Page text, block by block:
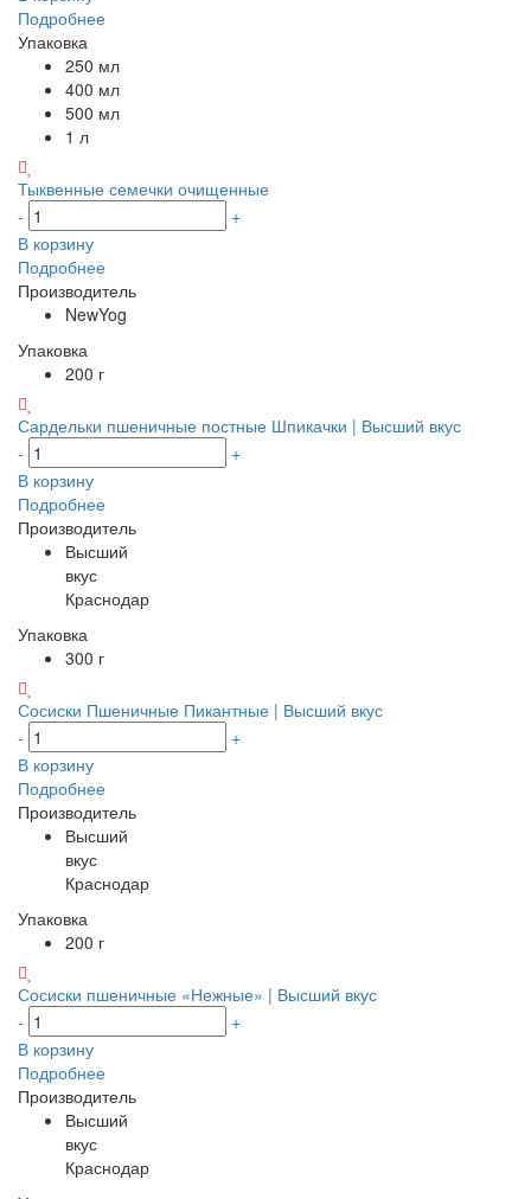
Подробнее
Упаковка
250 мл
400 мл
500 мл
1 л
Тыквенные семечки очищенные
-
+
В корзину
Подробнее
Производитель
NewYog
Упаковка
200 г
Сардельки пшеничные постные Шпикачки | Высший вкус
-
+
В корзину
Подробнее
Производитель
Высший
вкус
Краснодар
Упаковка
300 г
Сосиски Пшеничные Пикантные | Высший вкус
-
+
В корзину
Подробнее
Производитель
Высший
вкус
Краснодар
Упаковка
200 г
Сосиски пшеничные «Нежные» | Высший вкус
-
+
В корзину
Подробнее
Производитель
Высший
вкус
Краснодар